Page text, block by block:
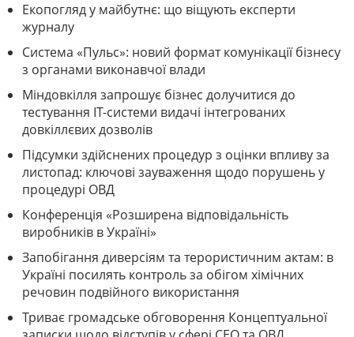
Екопогляд у майбутнє: що віщують експерти
журналу
Система «Пульс»: новий формат комунікації бізнесу
з органами виконавчої влади
Міндовкілля запрошує бізнес долучитися до
тестування ІТ-системи видачі інтегрованих
довкіллєвих дозволів
Підсумки здійснених процедур з оцінки впливу за
листопад: ключові зауваження щодо порушень у
процедурі ОВД
Конференція «Розширена відповідальність
виробників в Україні»
Запобігання диверсіям та терористичним актам: в
Україні посилять контроль за обігом хімічних
речовин подвійного використання
Триває громадське обговорення Концептуальної